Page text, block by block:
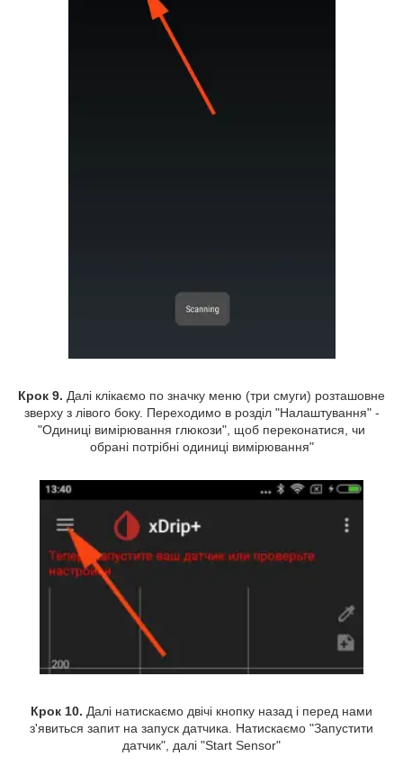
Крок 9. Далі клікаємо по значку меню (три смуги) розташовне
зверху з лівого боку. Переходимо в розділ "Налаштування" -
"Одиниці вимірювання глюкози", щоб переконатися, чи
обрані потрібні одиниці вимірювання"
Крок 10. Далі натискаємо двічі кнопку назад і перед нами
з'явиться запит на запуск датчика. Натискаємо "Запустити
датчик", далі "Start Sensor"